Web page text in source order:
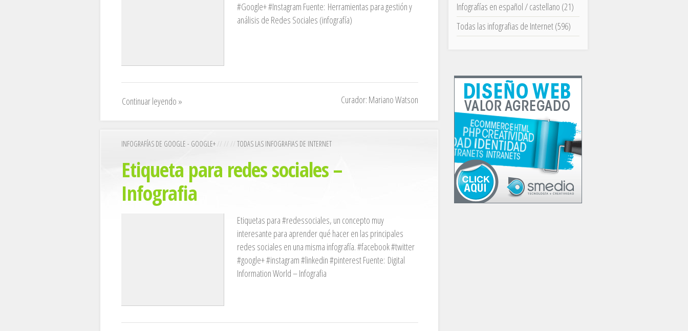
#Google+ #Instagram Fuente: Herramientas para gestión y
análisis de Redes Sociales (infografía)
Continuar leyendo » Curador: Mariano Watson
INFOGRAFÍAS DE GOOGLE - GOOGLE+ // // // TODAS LAS INFOGRAFIAS DE INTERNET
Etiqueta para redes sociales –
Infografia
Etiquetas para #redessociales, un concepto muy
interesante para aprender qué hacer en las principales
redes sociales en una misma infografía. #facebook #twitter
#google+ #instagram #linkedin #pinterest Fuente: Digital
Information World – Infografia
Infografías en español / castellano (21)
Todas las infografias de Internet(596)